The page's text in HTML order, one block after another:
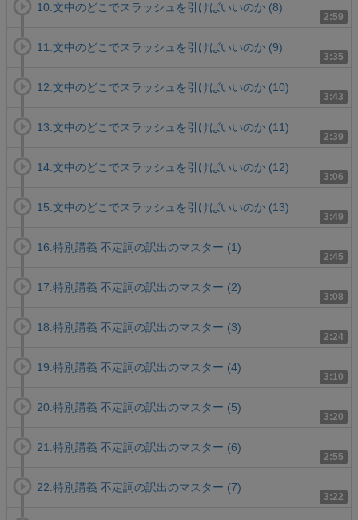
2:59
10.文中のどこでスラッシュを引けばいいのか (8)
3:35
11.文中のどこでスラッシュを引けばいいのか (9)
3:43
12.文中のどこでスラッシュを引けばいいのか (10)
2:39
13.文中のどこでスラッシュを引けばいいのか (11)
3:06
14.文中のどこでスラッシュを引けばいいのか (12)
3:49
15.文中のどこでスラッシュを引けばいいのか (13)
2:45
16.特別講義 不定詞の訳出のマスター (1)
3:08
17.特別講義 不定詞の訳出のマスター (2)
2:24
18.特別講義 不定詞の訳出のマスター (3)
3:10
19.特別講義 不定詞の訳出のマスター (4)
3:20
20.特別講義 不定詞の訳出のマスター (5)
2:55
21.特別講義 不定詞の訳出のマスター (6)
3:22
22.特別講義 不定詞の訳出のマスター (7)